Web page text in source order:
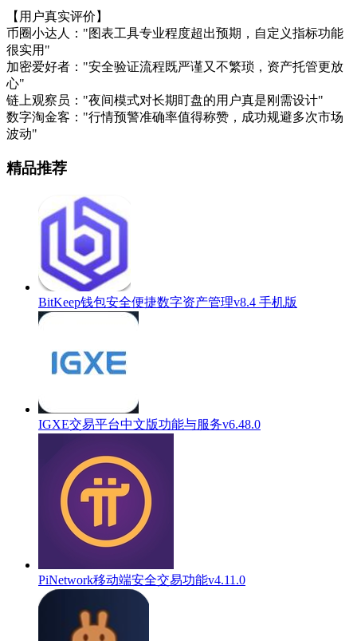
【用户真实评价】
币圈小达人："图表工具专业程度超出预期，自定义指标功能
很实用"
加密爱好者："安全验证流程既严谨又不繁琐，资产托管更放
心"
链上观察员："夜间模式对长期盯盘的用户真是刚需设计"
数字淘金客："行情预警准确率值得称赞，成功规避多次市场
波动"
精品推荐
BitKeep钱包安全便捷数字资产管理v8.4 手机版
IGXE交易平台中文版功能与服务v6.48.0
PiNetwork移动端安全交易功能v4.11.0